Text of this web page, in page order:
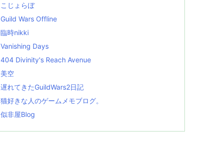
こじょらぼ
Guild Wars Offline
臨時nikki
Vanishing Days
404 Divinity's Reach Avenue
美空
遅れてきたGuildWars2日記
猫好きな人のゲームメモブログ。
似非屋Blog